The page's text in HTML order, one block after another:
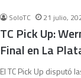
SoloTC 21 julio,
TC Pick Up:
Final en La
El TC Pick Up disputó